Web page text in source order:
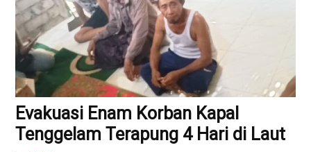
Evakuasi Enam Korban Kapal
Tenggelam Terapung 4 Hari di Laut